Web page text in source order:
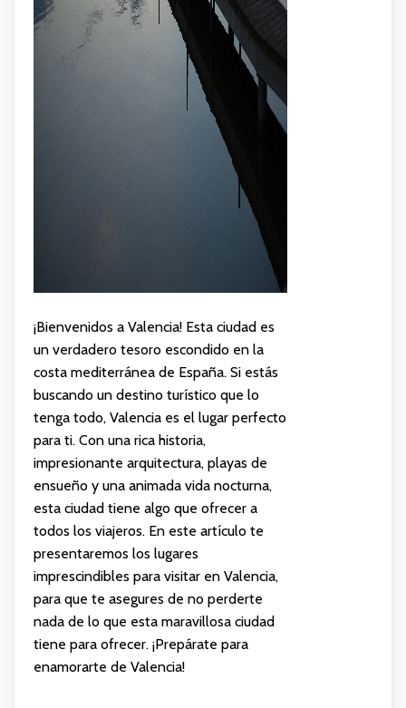
¡Bienvenidos a Valencia! Esta ciudad es
un verdadero tesoro escondido en la
costa mediterránea de España. Si estás
buscando un destino turístico que lo
tenga todo, Valencia es el lugar perfecto
para ti. Con una rica historia,
impresionante arquitectura, playas de
ensueño y una animada vida nocturna,
esta ciudad tiene algo que ofrecer a
todos los viajeros. En este artículo te
presentaremos los lugares
imprescindibles para visitar en Valencia,
para que te asegures de no perderte
nada de lo que esta maravillosa ciudad
tiene para ofrecer. ¡Prepárate para
enamorarte de Valencia!